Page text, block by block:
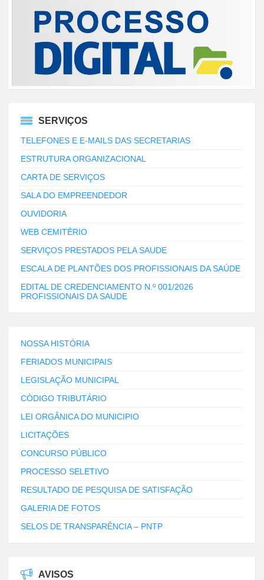
SERVIÇOS
TELEFONES E E-MAILS DAS SECRETARIAS
ESTRUTURA ORGANIZACIONAL
CARTA DE SERVIÇOS
SALA DO EMPREENDEDOR
OUVIDORIA
WEB CEMITÉRIO
SERVIÇOS PRESTADOS PELA SAUDE
ESCALA DE PLANTÕES DOS PROFISSIONAIS DA SAÚDE
EDITAL DE CREDENCIAMENTO N.º 001/2026
PROFISSIONAIS DA SAUDE
NOSSA HISTÓRIA
FERIADOS MUNICIPAIS
LEGISLAÇÃO MUNICIPAL
CÓDIGO TRIBUTÁRIO
LEI ORGÂNICA DO MUNICIPIO
LICITAÇÕES
CONCURSO PÚBLICO
PROCESSO SELETIVO
RESULTADO DE PESQUISA DE SATISFAÇÃO
GALERIA DE FOTOS
SELOS DE TRANSPARÊNCIA – PNTP
AVISOS